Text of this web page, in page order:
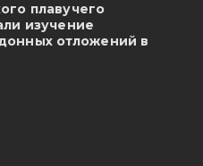
плавучего
изучение
отложений в